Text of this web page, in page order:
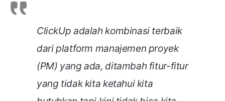
ClickUp adalah kombinasi terbaik
dari platform manajemen proyek
(PM) yang ada, ditambah fitur-fitur
yang tidak kita ketahui kita